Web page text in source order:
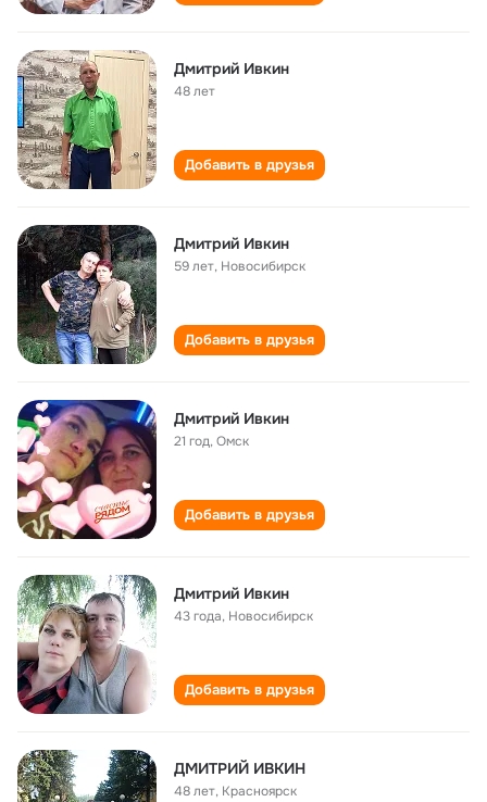
Дмитрий Ивкин
48 лет
Добавить в друзья
Дмитрий Ивкин
59 лет, Новосибирск
Добавить в друзья
Дмитрий Ивкин
21 год,Омск
Добавить в друзья
Дмитрий Ивкин
43 года, Новосибирск
Добавить в друзья
ДМИТРИЙ ИВКИН
48 лет, Красноярск